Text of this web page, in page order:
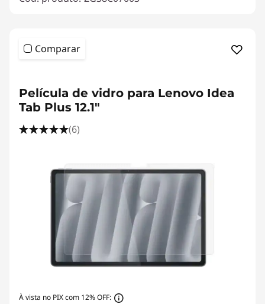
Comparar
Película de vidro para Lenovo Idea
Tab Plus 12.1"
(6)
À vista no PIX com 12% OFF: